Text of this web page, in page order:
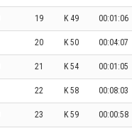
19 K 49 00:01:06
20 K 50 00:04:07
21 K 54 00:01:05
22 K 58 00:08:03
23 K 59 00:00:58